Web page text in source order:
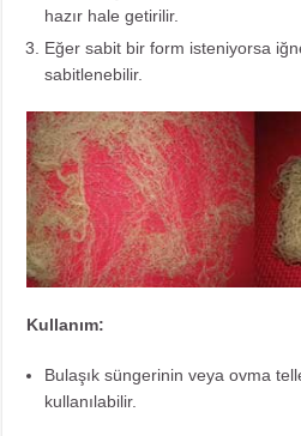
hazır hale getirilir.
Eğer sabit bir form isteniyorsa
sabitlenebilir.
Kullanım:
Bulaşık süngerinin veya ovma
kullanılabilir.